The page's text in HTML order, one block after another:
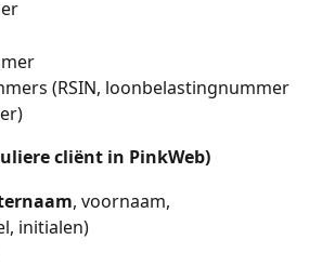
(RSIN, loonbelastingnummer
cliënt in PinkWeb)
, voornaam,
initialen)